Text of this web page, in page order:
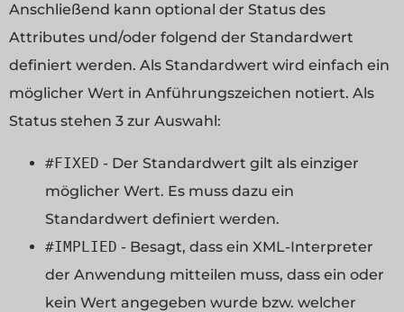
Anschließend kann optional der Status des
Attributes und/oder folgend der Standardwert
definiert werden. Als Standardwert wird einfach ein
möglicher Wert in Anführungszeichen notiert. Als
Status stehen 3 zur Auswahl:
#FIXED - Der Standardwert gilt als einziger
möglicher Wert. Es muss dazu ein
Standardwert definiert werden.
#IMPLIED - Besagt, dass ein XML-Interpreter
der Anwendung mitteilen muss, dass ein oder
kein Wert angegeben wurde bzw. welcher